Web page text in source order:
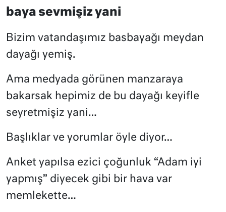
baya sevmişiz yani
Bizim vatandaşımız basbayağı meydan
dayağı yemiş.
Ama medyada görünen manzaraya
bakarsak hepimiz de bu dayağı keyifle
seyretmişiz yani…
Başlıklar ve yorumlar öyle diyor…
Anket yapılsa ezici çoğunluk “Adam iyi
yapmış” diyecek gibi bir hava var
memlekette…